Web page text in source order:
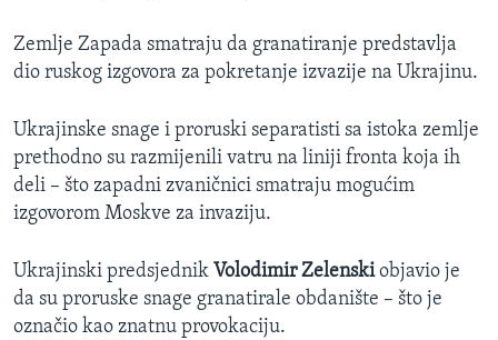
Zemlje Zapada smatraju da granatiranje predstavlja
dio ruskog izgovora za pokretanje izvazije na Ukrajinu.
Ukrajinske snage i proruski separatisti sa istoka zemlje
prethodno su razmijenili vatru na liniji fronta koja ih
deli – što zapadni zvaničnici smatraju mogućim
izgovorom Moskve za invaziju.
Ukrajinski predsjednik Volodimir Zelenskiobjavio je
da su proruske snage granatirale obdanište – što je
označio kao znatnu provokaciju.